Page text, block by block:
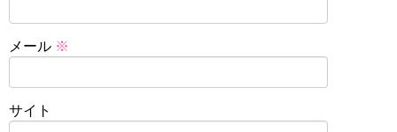
メール ※
サイト